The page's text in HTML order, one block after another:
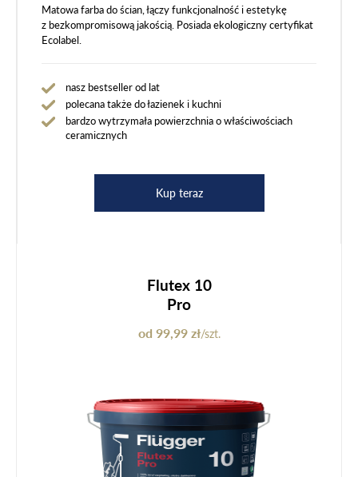
Matowa farba do ścian, łączy funkcjonalność i estetykę
z bezkompromisową jakością. Posiada ekologiczny certyfikat
Ecolabel.
nasz bestseller od lat
polecana także do łazienek i kuchni
bardzo wytrzymała powierzchnia o właściwościach
ceramicznych
Kup teraz
Flutex 10
Pro
od 99,99 zł/szt.